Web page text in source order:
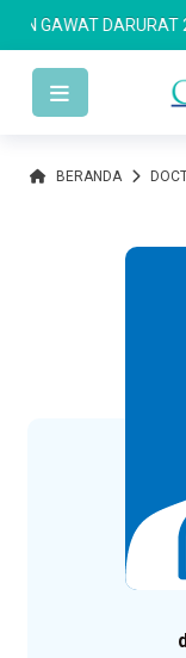
GAWAT DARURAT
BERANDA